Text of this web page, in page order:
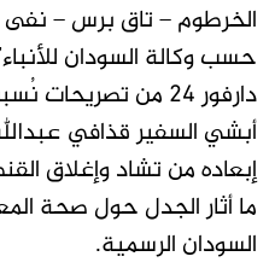
الخرطوم – تاق برس –
حسب وكالة السودان
دارفور 24 من
أبشي السفير قذافي
إبعاده من تشاد وإغلاق
ما أثار الجدل حول صحة
السودان الرسمية.